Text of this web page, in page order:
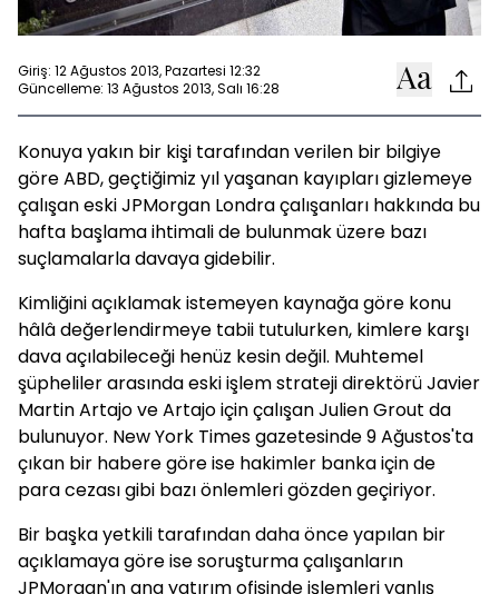
Giriş: 12 Ağustos 2013, Pazartesi 12:32
Güncelleme: 13 Ağustos 2013, Salı 16:28
Konuya yakın bir kişi tarafından verilen bir bilgiye
göre ABD, geçtiğimiz yıl yaşanan kayıpları gizlemeye
çalışan eski JPMorgan Londra çalışanları hakkında bu
hafta başlama ihtimali de bulunmak üzere bazı
suçlamalarla davaya gidebilir.
Kimliğini açıklamak istemeyen kaynağa göre konu
hâlâ değerlendirmeye tabii tutulurken, kimlere karşı
dava açılabileceği henüz kesin değil. Muhtemel
şüpheliler arasında eski işlem strateji direktörü Javier
Martin Artajo ve Artajo için çalışan Julien Grout da
bulunuyor. New York Times gazetesinde 9 Ağustos'ta
çıkan bir habere göre ise hakimler banka için de
para cezası gibi bazı önlemleri gözden geçiriyor.
Bir başka yetkili tarafından daha önce yapılan bir
açıklamaya göre ise soruşturma çalışanların
JPMorgan'ın ana yatırım ofisinde işlemleri yanlış